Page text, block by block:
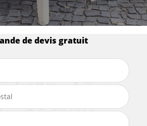
de devis gratuit